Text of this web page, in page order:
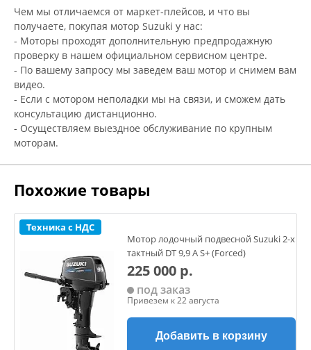
Чем мы отличаемся от маркет-плейсов, и что вы
получаете, покупая мотор Suzuki у нас:
- Моторы проходят дополнительную предпродажную
проверку в нашем официальном сервисном центре.
- По вашему запросу мы заведем ваш мотор и снимем вам
видео.
- Если с мотором неполадки мы на связи, и сможем дать
консультацию дистанционно.
- Осуществляем выездное обслуживание по крупным
моторам.
Похожие товары
Техника с НДС
Мотор лодочный подвесной Suzuki 2-х
тактный DT 9,9 A S+ (Forced)
225 000 р.
под заказ
Привезем к 22 августа
Добавить в корзину